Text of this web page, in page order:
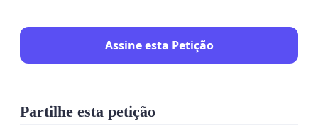
À PREVIC (Superintendência Nacional de
À Secretaria de Coordenação e Governança das
Empresas Estatais (SEST)
Assine esta Petição
Partilhe esta petição